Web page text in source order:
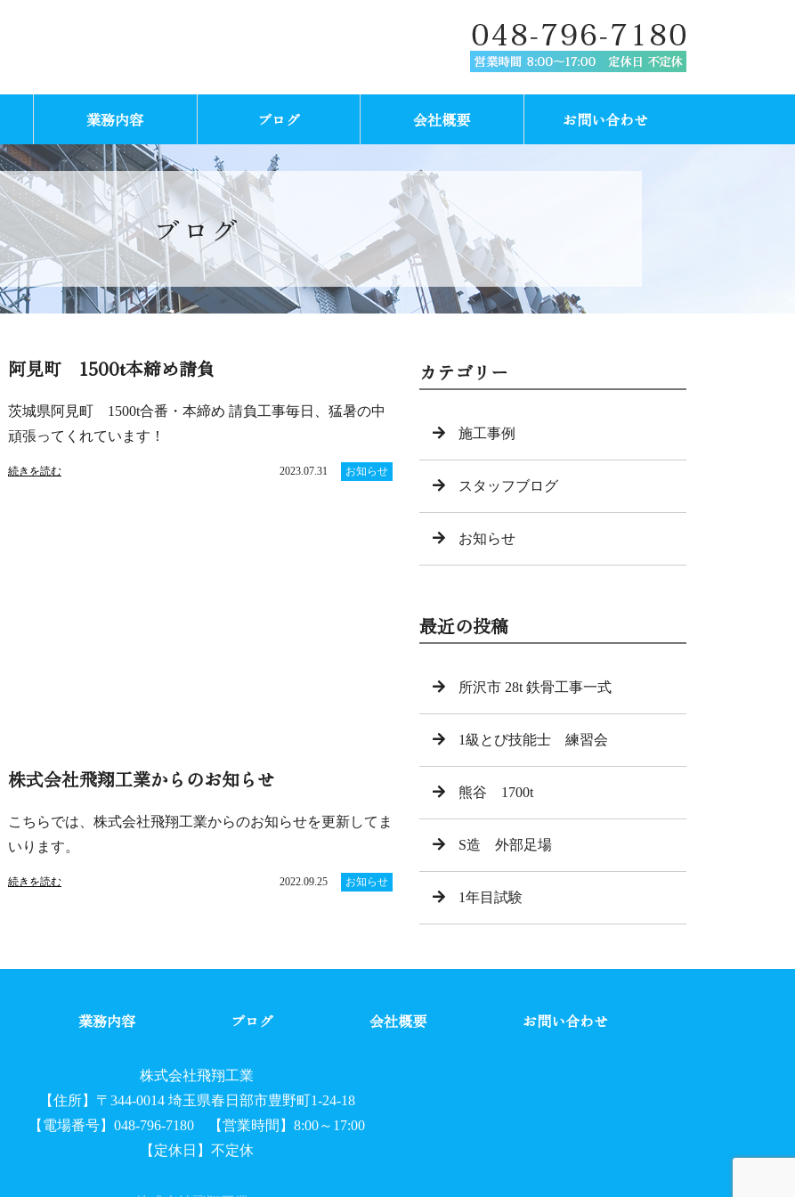
業務内容 ブログ 会社概要 お問い合わせ
ブログ
阿見町 1500t本締め請負
茨城県阿見町 1500t合番・本締め 請負工事毎日、猛暑の中
頑張ってくれています！
続きを読む 2023.07.31 お知らせ
株式会社飛翔工業からのお知らせ
こちらでは、株式会社飛翔工業からのお知らせを更新してま
いります。
続きを読む 2022.09.25 お知らせ
カテゴリー
施工事例
スタッフブログ
お知らせ
最近の投稿
所沢市 28t 鉄骨工事一式
1級とび技能士 練習会
熊谷 1700t
S造 外部足場
1年目試験
業務内容 ブログ 会社概要 お問い合わせ
株式会社飛翔工業
【住所】〒344-0014 埼玉県春日部市豊野町1-24-18
【電場番号】048-796-7180 【営業時間】8:00～17:00
【定休日】不定休